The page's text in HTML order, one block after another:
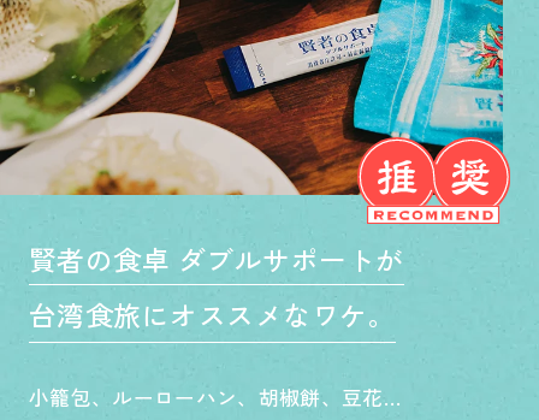
賢者の食卓 ダブルサポートが
台湾食旅にオススメなワケ。
小籠包、ルーローハン、胡椒餅、豆花…